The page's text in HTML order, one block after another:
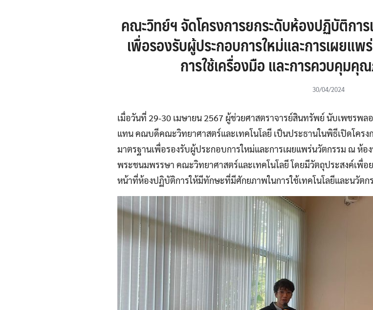
คณะวิทย์ฯ จัดโครงการยกระดับห้องปฏิบัติกา
เพื่อรองรับผู้ประกอบการใหม่และการเผยแ
การใช้เครื่องมือ และการควบคุม
30/04/2024
เมื่อวันที่ 29-30 เมษายน 2567 ผู้ช่วยศาสตราจารย์สินทรัพย์ นับเพชรพ
แทน คณบดีคณะวิทยาศาสตร์และเทคโนโลยี เป็นประธานในพิธีเปิดโคร
มาตรฐานเพื่อรองรับผู้ประกอบการใหม่และการเผยแพร่นวัตกรรม ณ ห้อ
พระชนมพรรษา คณะวิทยาศาสตร์และเทคโนโลยี โดยมีวัตถุประสงค์เพื่อ
หน้าที่ห้องปฏิบัติการให้มีทักษะที่มีศักยภาพในการใช้เทคโนโลยีและนวัตก